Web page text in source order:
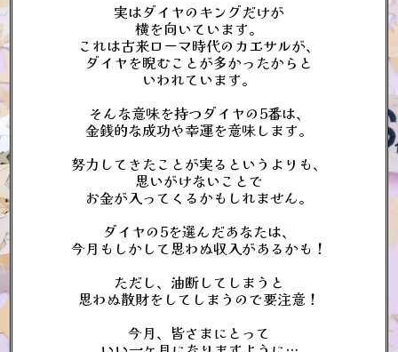
実はダイヤのキングだけが
横を向いています。
これは古来ローマ時代のカエサルが、
ダイヤを睨むことが多かったからと
いわれています。
そんな意味を持つダイヤの5番は、
金銭的な成功や幸運を意味します。
努力してきたことが実るというよりも、
思いがけないことで
お金が入ってくるかもしれません。
ダイヤの5を選んだあなたは、
今月もしかして思わぬ収入があるかも！
ただし、油断してしまうと
思わぬ散財をしてしまうので要注意！
今月、皆さまにとって